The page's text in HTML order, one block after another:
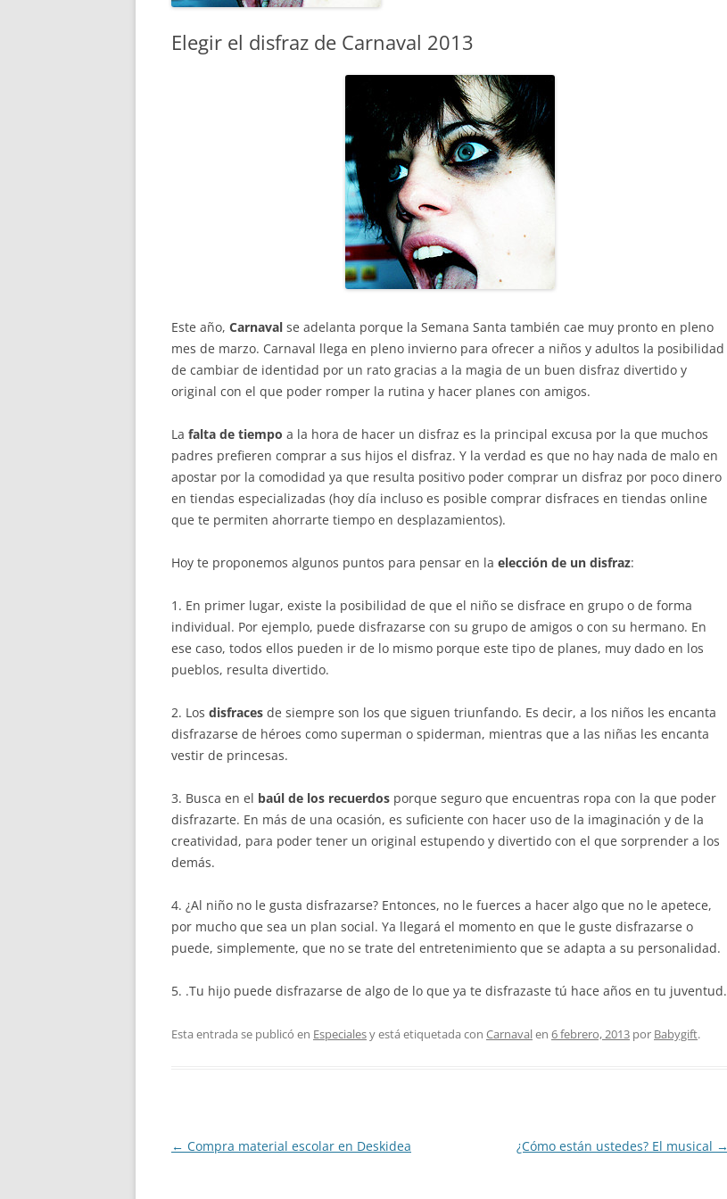
Elegir el disfraz de Carnaval 2013
Este año, Carnaval se adelanta porque la Semana Santa también cae muy pronto en pleno
mes de marzo. Carnaval llega en pleno invierno para ofrecer a niños y adultos la posibilidad
de cambiar de identidad por un rato gracias a la magia de un buen disfraz divertido y
original con el que poder romper la rutina y hacer planes con amigos.
La falta de tiempo a la hora de hacer un disfraz es la principal excusa por la que muchos
padres prefieren comprar a sus hijos el disfraz. Y la verdad es que no hay nada de malo en
apostar por la comodidad ya que resulta positivo poder comprar un disfraz por poco dinero
en tiendas especializadas (hoy día incluso es posible comprar disfraces en tiendas online
que te permiten ahorrarte tiempo en desplazamientos).
Hoy te proponemos algunos puntos para pensar en la elección de un disfraz:
1. En primer lugar, existe la posibilidad de que el niño se disfrace en grupo o de forma
individual. Por ejemplo, puede disfrazarse con su grupo de amigos o con su hermano. En
ese caso, todos ellos pueden ir de lo mismo porque este tipo de planes, muy dado en los
pueblos, resulta divertido.
2. Los disfraces de siempre son los que siguen triunfando. Es decir, a los niños les encanta
disfrazarse de héroes como superman o spiderman, mientras que a las niñas les encanta
vestir de princesas.
3. Busca en el baúl de los recuerdos porque seguro que encuentras ropa con la que poder
disfrazarte. En más de una ocasión, es suficiente con hacer uso de la imaginación y de la
creatividad, para poder tener un original estupendo y divertido con el que sorprender a los
demás.
4. ¿Al niño no le gusta disfrazarse? Entonces, no le fuerces a hacer algo que no le apetece,
por mucho que sea un plan social. Ya llegará el momento en que le guste disfrazarse o
puede, simplemente, que no se trate del entretenimiento que se adapta a su personalidad.
5. .Tu hijo puede disfrazarse de algo de lo que ya te disfrazaste tú hace años en tu juventud.
Esta entrada se publicó en Especialesy está etiquetada con Carnavalen 6 febrero, 2013 por Babygift.
Navegación
← Compra material escolar en Deskidea ¿Cómo están ustedes? El musical →